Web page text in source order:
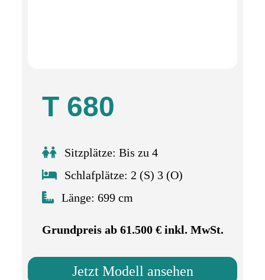
T 680
Sitzplätze: Bis zu 4
Schlafplätze: 2 (S) 3 (O)
Länge: 699 cm
Grundpreis ab 61.500 € inkl. MwSt.
Jetzt Modell ansehen